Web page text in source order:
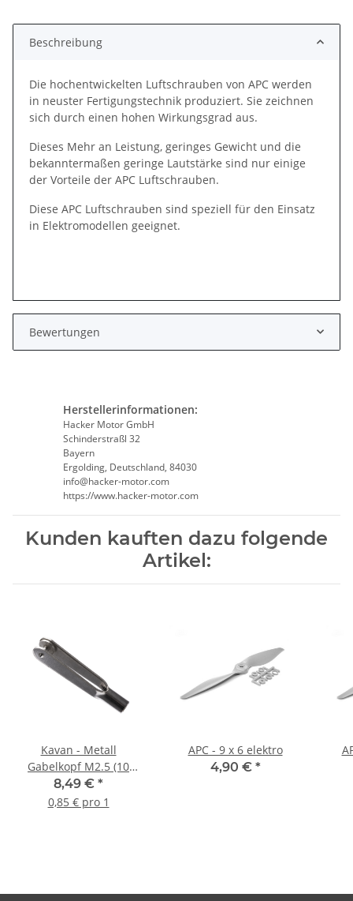
Beschreibung
Die hochentwickelten Luftschrauben von APC werden
in neuster Fertigungstechnik produziert. Sie zeichnen
sich durch einen hohen Wirkungsgrad aus.
Dieses Mehr an Leistung, geringes Gewicht und die
bekanntermaßen geringe Lautstärke sind nur einige
der Vorteile der APC Luftschrauben.
Diese APC Luftschrauben sind speziell für den Einsatz
in Elektromodellen geeignet.
Bewertungen
Herstellerinformationen:
Hacker Motor GmbH
Schinderstraßl 32
Bayern
Ergolding, Deutschland, 84030
info@hacker-motor.com
https://www.hacker-motor.com
Kunden kauften dazu folgende
Artikel:
Kavan - Metall
Gabelkopf M2.5 (10
Stück)
8,49 € *
0,85 € pro 1
APC - 9 x 6 elektro
4,90 € *